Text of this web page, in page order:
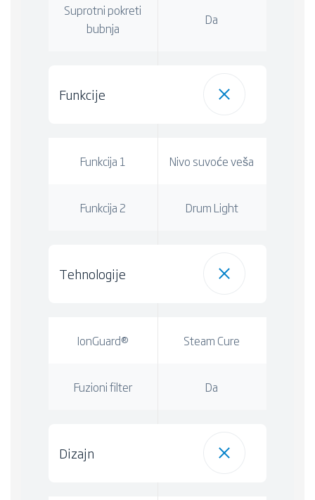
Suprotni pokreti
bubnja
Da
Funkcije
Funkcija 1 Nivo suvoće veša
Funkcija 2 Drum Light
Tehnologije
IonGuard® Steam Cure
Fuzioni filter Da
Dizajn